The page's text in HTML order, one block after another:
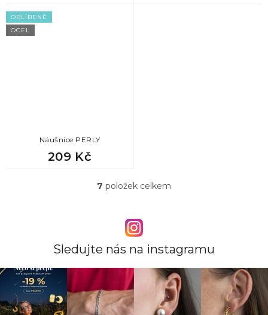
OBLÍBENÉ
OCEL
Náušnice PERLY
209 Kč
O
á
d
a
í
p
r
v
7 položek celkem
Sledujte nás na instagramu